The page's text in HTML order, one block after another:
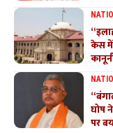
केस में
घोष
पर